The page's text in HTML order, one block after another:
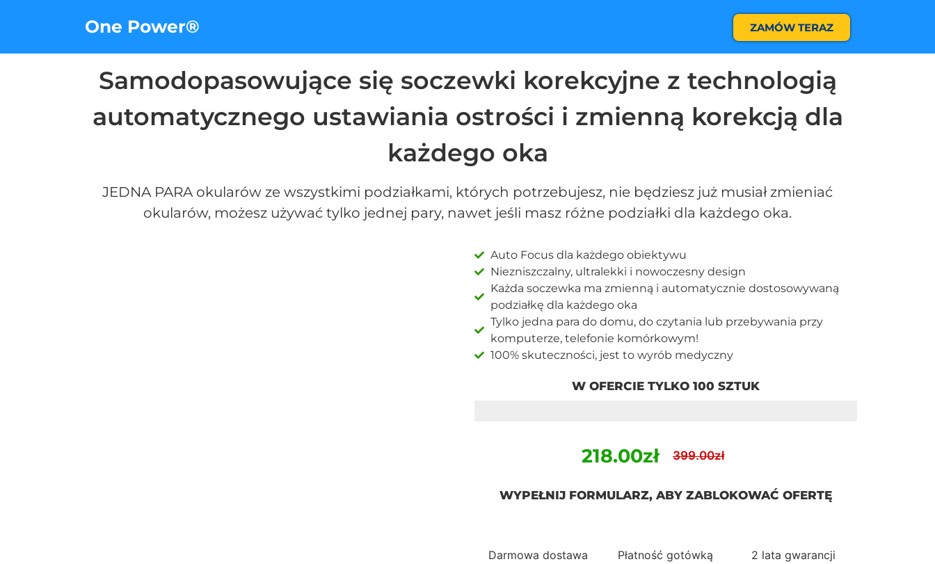
One Power® ZAMÓW TERAZ
Samodopasowujące się soczewki korekcyjne z technologią
automatycznego ustawiania ostrości i zmienną korekcją dla
każdego oka
JEDNA PARA okularów ze wszystkimi podziałkami, których potrzebujesz, nie będziesz już musiał zmieniać
okularów, możesz używać tylko jednej pary, nawet jeśli masz różne podziałki dla każdego oka.
Auto Focus dla każdego obiektywu
Niezniszczalny, ultralekki i nowoczesny design
Każda soczewka ma zmienną i automatycznie dostosowywaną
podziałkę dla każdego oka
Tylko jedna para do domu, do czytania lub przebywania przy
komputerze, telefonie komórkowym!
100% skuteczności, jest to wyrób medyczny
W OFERCIE TYLKO 100 SZTUK
218.00zł 399.00zł
WYPEŁNIJ FORMULARZ, ABY ZABLOKOWAĆ OFERTĘ
Darmowa dostawa
Płatność gotówką
2 lata gwarancji